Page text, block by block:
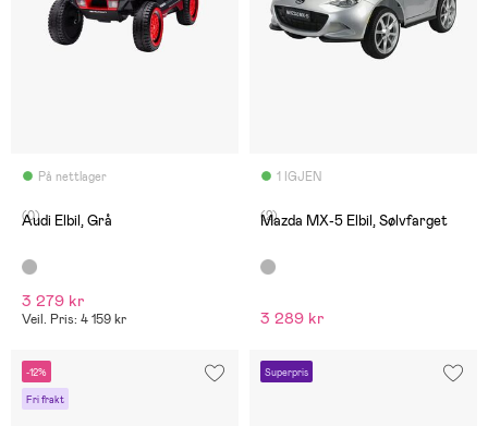
På nettlager
(0)
Audi Elbil, Grå
3 279 kr
Veil. Pris: 4 159 kr
1 IGJEN
(2)
Mazda MX-5 Elbil, Sølvfarget
3 289 kr
-12%
Fri frakt
Superpris